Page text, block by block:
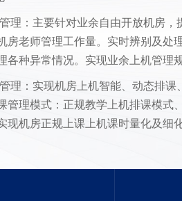
管理：主要针对业余自由开放机房
房老师管理工作量。实时辨别及处
各种异常情况。实现业余上机管理
管理：实现机房上机智能、动态排
管理模式：正规教学上机排课模式
现机房正规上课上机课时量化及细